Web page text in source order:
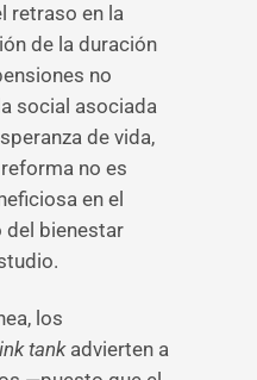
retraso en la
de la duración
no
social asociada
de vida,
no es
en el
bienestar
los
tankadvierten a